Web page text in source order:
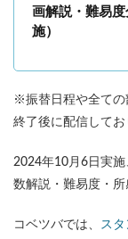
画解説・難易
施）
※振替日程や全ての
終了後に配信してお
2024年10月6日実
数解説・難易度・所
コベツバでは、 スタ
各No(ナンバー
SAPIXマンス
サピックスオ
早稲アカデミ
四谷大塚志望
冬期(12月〜1月)